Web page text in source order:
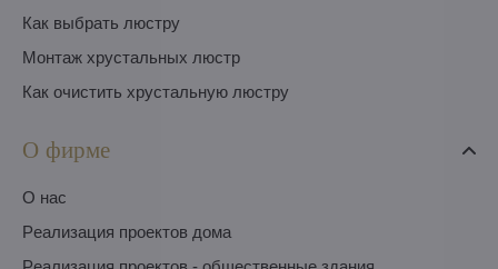
Как выбрать люстру
Монтаж хрустальных люстр
Как очистить хрустальную люстру
О фирме
O нас
Pеализация проектов дома